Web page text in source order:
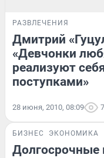
РАЗВЛЕЧЕНИЯ
Дмитрий
«Девчонки
реализуют
поступками»
28 июня, 2010, 08:09
БИЗНЕС ЭКОНОМИКА